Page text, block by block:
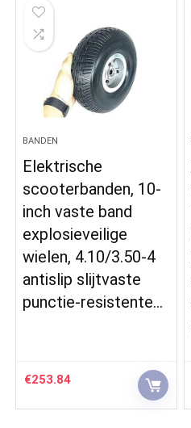
BANDEN
Elektrische
scooterbanden, 10-
inch vaste band
explosieveilige
wielen, 4.10/3.50-4
antislip slijtvaste
punctie-resistente…
€253.84